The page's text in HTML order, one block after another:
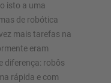
isto a uma
de robótica
mais tarefas na
eram
diferença: robôs
rápida e com